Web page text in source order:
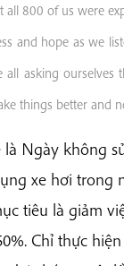
all 800 of us were
and hope as we
asking ourselves
things better and
là Ngày không
xe hơi trong
tiêu là giảm
Chỉ thực